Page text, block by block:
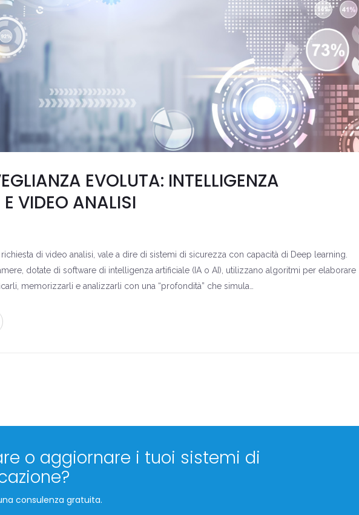
EVOLUTA: INTELLIGENZA
VIDEO ANALISI
di video analisi, vale a dire di sistemi di sicurezza con capacità di Deep learning.
dotate di software di intelligenza artificiale (IA o AI), utilizzano algoritmi per elaborare
memorizzarli e analizzarli con una “profondità” che simula…
o aggiornare i tuoi sistemi di
consulenza gratuita.